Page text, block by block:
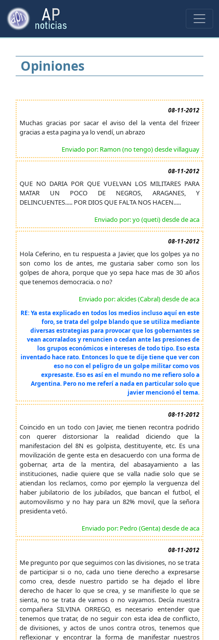
Opiniones
08-11-2012
Muchas gracias por sacar el aviso del la venta del frizeer
gracias a esta pagina ya lo vendí, un abrazo
Enviado por: Ramon (no tengo) desde villaguay
08-11-2012
QUE NO DARIA POR QUE VUELVAN LOS MILITARES PARA
MATAR UN POCO DE NEGROS, ARAGANES, Y
DELINCUENTES..... POR DIOS QUE FALTA NOS HACEN.....
Enviado por: yo (queti) desde de aca
08-11-2012
Hola Ceferino, en tu respuesta a Javier, que los golpes ya no
son como los de antes, me gustaria saber como son los
golpes de ahora, porque que yo sepa hace mas de 30 años
que tenemos democracia. o no?
Enviado por: alcides (Cabral) desde de aca
RE: Ya esta explicado en todos los medios incluso aquí en este
foro, se trata del golpe blando que se utiliza mediante
diversas estrategias para provocar que los gobernantes se
vean acorralados y renuncien o cedan ante las presiones de
los grupos económicos e intereses de todo tipo. Eso esta
inventado hace rato. Entonces lo que te dije tiene que ver con
eso no con el peligro de un golpe militar como vos
expresaste. Eso es así en el mundo no me refiero solo a
Argentina. Pero no me referí a nada en particular solo que
javier mencionó el tema.
08-11-2012
Coincido en un todo con Javier, me tienen recontra podrido
con querer distorsionar la realidad diciendo que la
manifestacion del 8N es golpista, destituyente, etc. Es una
movilización de gente esta en desacuerdo con una forma de
gobernar, arta de la mentira, del abasayamiento a las
instituciones, nadie quiere que se valla nadie solo que se
atiendan los reclamos, como por ejemplo la verguenza del
haber jubilatorio de los jubilados, que bancan el futbol, el
automovilismo y no hay para un 82% movil, que la señora
presidenta vetó.
Enviado por: Pedro (Genta) desde de aca
08-11-2012
Me pregunto por que seguimos con las divisiones, no se trata
de participar si o no, cada uno tiene derecho a expresarse
como crea, desde nuestro partido se ha dejado el libre
derecho de hacer lo que se crea, y se manifieste lo que se
sienta, no se trata de vamos o no vayamos. Decía nuestra
compañera SILVINA ORREGO, es necesario entender que
tenemos que tratar, de no seguir con esta idea de conflicto,
de divisiones, y actos de unos contra otros, tenemos que
reflexionar y encontrar la forma de manifestar nuestros